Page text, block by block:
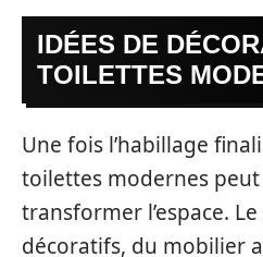
IDÉES DE
TOILETTES
Une fois l’habillage
toilettes modernes
transformer l’espace.
décoratifs, du mobilier